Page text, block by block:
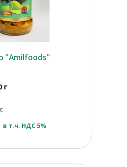
"Amilfoods"
г
в т.ч. НДС 5%